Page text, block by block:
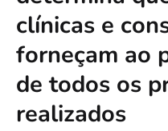
clínicas e
forneçam ao
de todos os
realizados